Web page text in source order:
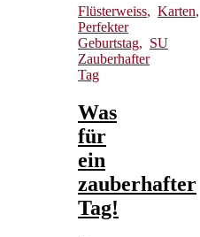
Flüsterweiss, Karten,
Perfekter
Geburtstag, SU
Zauberhafter
Tag
Was
für
ein
zauberhafter
Tag!